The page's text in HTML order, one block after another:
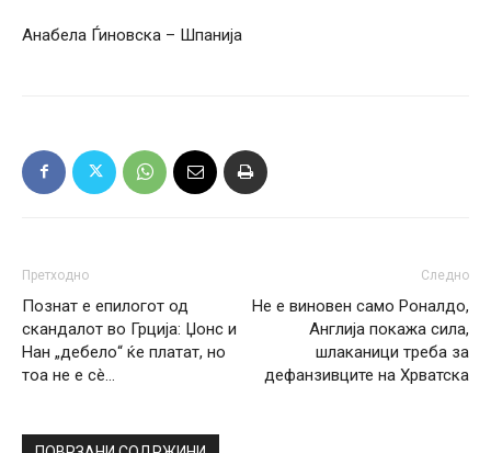
Анабела Ѓиновска – Шпанија
Претходно
Познат е епилогот од
скандалот во Грција: Џонс и
Нан „дебело“ ќе платат, но
тоа не е сè…
Следно
Не е виновен само Роналдо,
Англија покажа сила,
шлаканици треба за
дефанзивците на Хрватска